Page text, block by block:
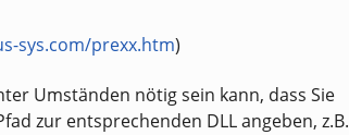
sys.com/prexx.htm)
Umständen nötig sein kann, dass Sie
zur entsprechenden DLL angeben, z.B.